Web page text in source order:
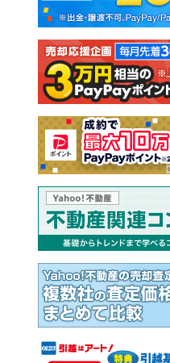
新築一戸建て
注文住宅
売却査定